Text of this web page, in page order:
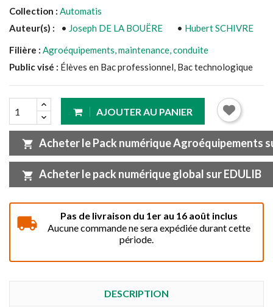
Collection : Automatis
Auteur(s) :
• Joseph DE LA BOUËRE • Hubert SCHIVRE
Filière : Agroéquipements, maintenance, conduite
Public visé : Élèves en Bac professionnel, Bac technologique
AJOUTER AU PANIER
shopping_cart Acheter le Pack numérique Agroéquipements
shopping_cart Acheter le pack numérique global sur EDULIB
Pas de livraison du 1er au 16 août inclus
Aucune commande ne sera expédiée durant cette
période.
DESCRIPTION